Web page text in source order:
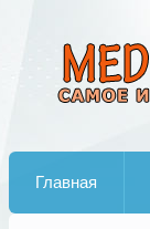
Главная